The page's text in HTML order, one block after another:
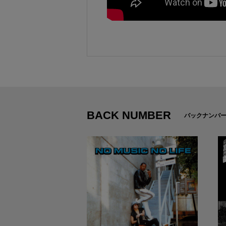
BACK NUMBER バックナンバー